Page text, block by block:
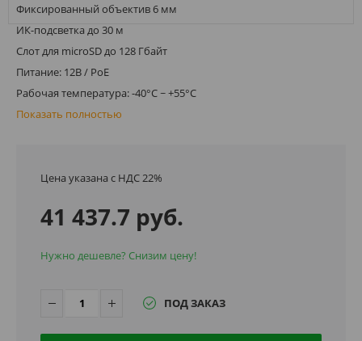
Фиксированный объектив 6 мм
ИК-подсветка до 30 м
Слот для microSD до 128 Гбайт
Питание: 12В / PoE
Рабочая температура: -40°C ~ +55°C
Показать полностью
Цена указана с НДС 22%
41 437.7 руб.
Нужно дешевле? Снизим цену!
ПОД ЗАКАЗ